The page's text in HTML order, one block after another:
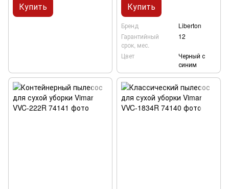
Купить Купить
Бренд
Liberton
Гарантийный
срок, мес.
12
Цвет
Черный с
синим